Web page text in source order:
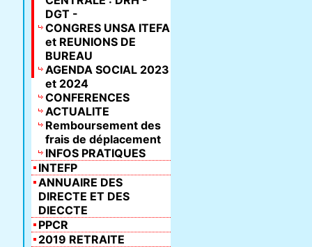
DGT -
CONGRES UNSA ITEFA
et REUNIONS DE
BUREAU
AGENDA SOCIAL 2023
et 2024
CONFERENCES
ACTUALITE
Remboursement des
frais de déplacement
INFOS PRATIQUES
INTEFP
ANNUAIRE DES
DIRECTE ET DES
DIECCTE
PPCR
2019 RETRAITE